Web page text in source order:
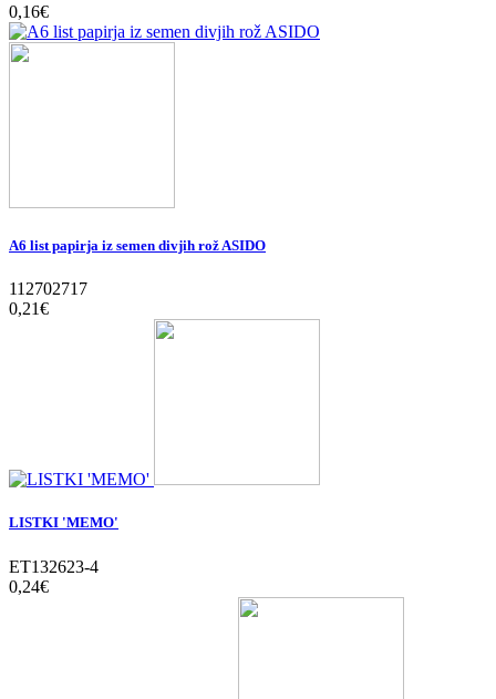
0,16‎€
A6 list papirja iz semen divjih rož ASIDO
112702717
0,21‎€
LISTKI 'MEMO'
ET132623-4
0,24‎€